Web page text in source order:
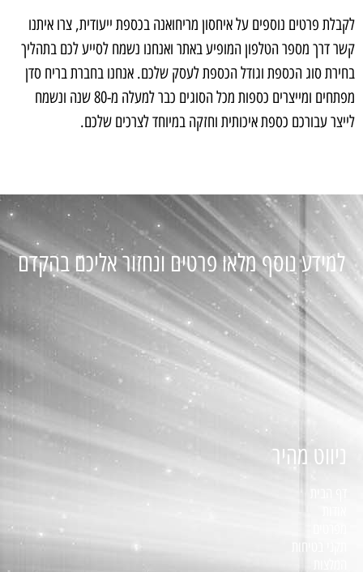
לקבלת פרטים נוספים על איחסון מריחואנה בכספת ייעודית, צרו איתנו
קשר דרך מספר הטלפון המופיע באתר ואנחנו נשמח לסייע לכם בתהליך
בחירת סוג הכספת וגודל הכספת לעסק שלכם. אנחנו בחברת בריח סדן
מפתחים ומייצרים כספות מכל הסוגים כבר למעלה מ-80 שנה ונשמח
לייצר עבורכם כספת איכותית וחזקה במיוחד לצרכים שלכם.
למידע נוסף מלאו פרטים ונחזור אליכם בהקדם
ניווט מהיר